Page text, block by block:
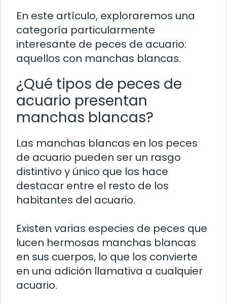
En este artículo, exploraremos una
categoría particularmente
interesante de peces de acuario:
aquellos con manchas blancas.
¿Qué tipos de peces de
acuario presentan
manchas blancas?
Las manchas blancas en los peces
de acuario pueden ser un rasgo
distintivo y único que los hace
destacar entre el resto de los
habitantes del acuario.
Existen varias especies de peces que
lucen hermosas manchas blancas
en sus cuerpos, lo que los convierte
en una adición llamativa a cualquier
acuario.